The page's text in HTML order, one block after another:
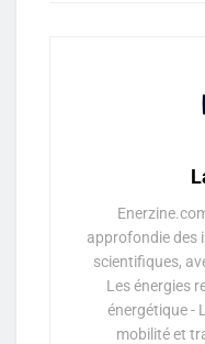
approfondie des
scientifiques,
Les énergies
énergétique -
mobilité et